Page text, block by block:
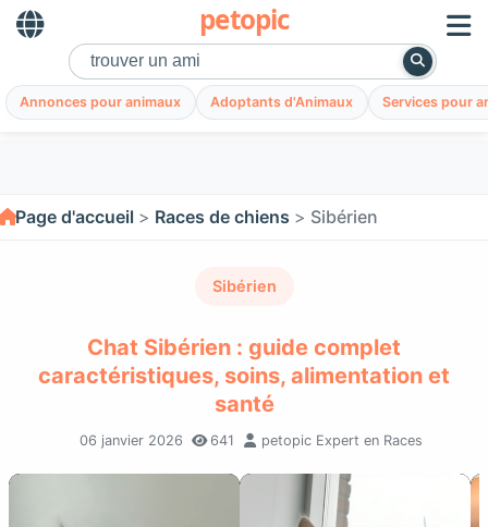
petopic
Annonces pour animaux Adoptants d'Animaux Services pour
Page d'accueil Races de chiens Sibérien
Sibérien
Chat Sibérien : guide complet
caractéristiques, soins, alimentation et
santé
06 janvier 2026 641 petopic Expert en Races